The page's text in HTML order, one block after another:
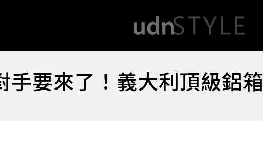
手要來了！義大利頂級鋁